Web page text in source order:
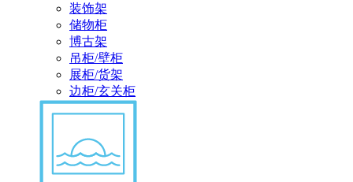
装饰架
储物柜
博古架
吊柜/壁柜
展柜/货架
边柜/玄关柜